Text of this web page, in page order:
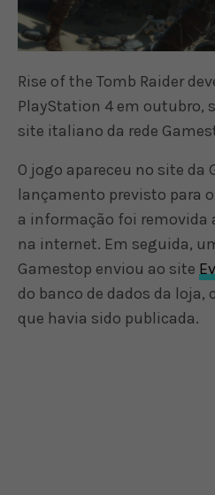
Rise of the Tomb Raider
PlayStation 4 em outubro,
site italiano da rede
O jogo apareceu no site da
lançamento previsto para
a informação foi removida
na internet. Em seguida,
Gamestop enviou ao site
do banco de dados da loja,
que havia sido publicada.